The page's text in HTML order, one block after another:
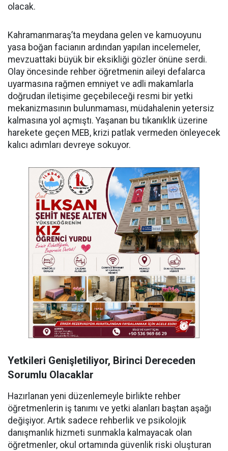
olacak.
Kahramanmaraş’ta meydana gelen ve kamuoyunu
yasa boğan facianın ardından yapılan incelemeler,
mevzuattaki büyük bir eksikliği gözler önüne serdi.
Olay öncesinde rehber öğretmenin aileyi defalarca
uyarmasına rağmen emniyet ve adli makamlarla
doğrudan iletişime geçebileceği resmi bir yetki
mekanizmasının bulunmaması, müdahalenin yetersiz
kalmasına yol açmıştı. Yaşanan bu tıkanıklık üzerine
harekete geçen MEB, krizi patlak vermeden önleyecek
kalıcı adımları devreye sokuyor.
Yetkileri Genişletiliyor, Birinci Dereceden
Sorumlu Olacaklar
Hazırlanan yeni düzenlemeyle birlikte rehber
öğretmenlerin iş tanımı ve yetki alanları baştan aşağı
değişiyor. Artık sadece rehberlik ve psikolojik
danışmanlık hizmeti sunmakla kalmayacak olan
öğretmenler, okul ortamında güvenlik riski oluşturan